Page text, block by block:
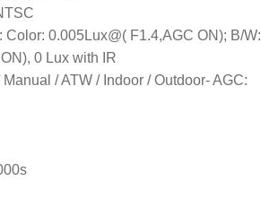
0.005Lux@( F1.4,AGC ON); B/W:
0 Lux with IR
/ ATW / Indoor / Outdoor- AGC: